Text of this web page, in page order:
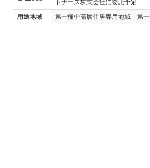
トナーズ株式会社に委託予定
用途地域
第一種中高層住居専用地域 第